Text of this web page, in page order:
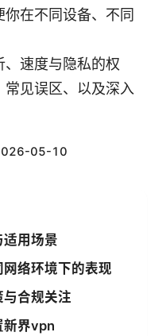
在不同设备、不同
速度与隐私的权
见误区、以及深入
05-10
用场景
络环境下的表现
与合规关注
新界vpn